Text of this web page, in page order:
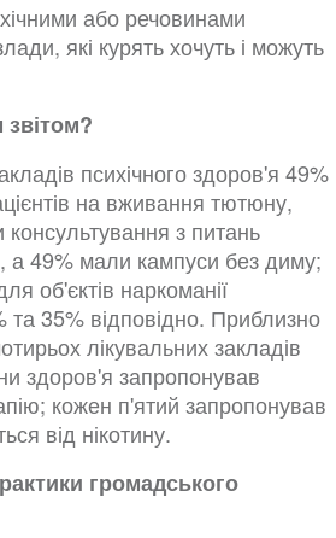
або речовинами
які курять хочуть і можуть
психічного здоров'я 49%
на вживання тютюну,
з питань
а 49% мали кампуси без диму;
об'єктів наркоманії
та 35% відповідно. Приблизно
лікувальних закладів
здоров'я запропонував
кожен п'ятий запропонував
від нікотину.
громадського